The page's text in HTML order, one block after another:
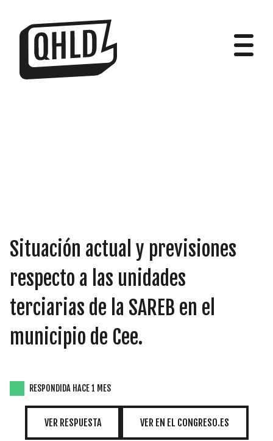
INICIATIVAS
TEMÁTICAS
Situación actual y previsiones
respecto a las unidades
terciarias de la SAREB en el
municipio de Cee.
RESPONDIDA HACE 1 MES
VER RESPUESTA VER EN EL CONGRESO.ES